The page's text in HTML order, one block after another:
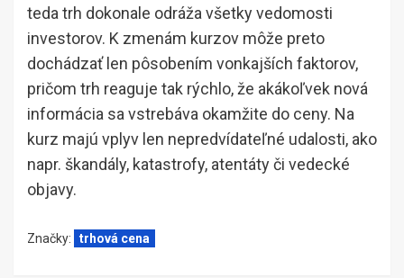
teda trh dokonale odráža všetky vedomosti
investorov. K zmenám kurzov môže preto
dochádzať len pôsobením vonkajších faktorov,
pričom trh reaguje tak rýchlo, že akákoľvek nová
informácia sa vstrebáva okamžite do ceny. Na
kurz majú vplyv len nepredvídateľné udalosti, ako
napr. škandály, katastrofy, atentáty či vedecké
objavy.
Značky: trhová cena